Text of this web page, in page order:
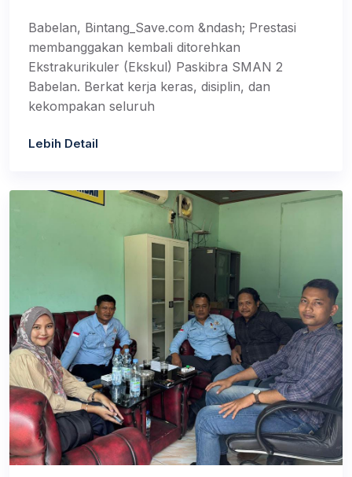
Babelan, Bintang_Save.com &ndash; Prestasi
membanggakan kembali ditorehkan
Ekstrakurikuler (Ekskul) Paskibra SMAN 2
Babelan. Berkat kerja keras, disiplin, dan
kekompakan seluruh
Lebih Detail